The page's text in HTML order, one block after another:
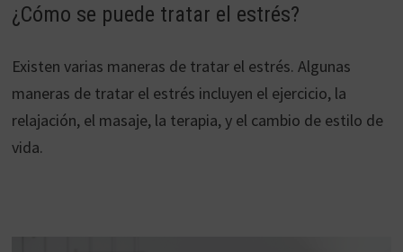
¿Cómo se puede tratar el estrés?
Existen varias maneras de tratar el estrés. Algunas
maneras de tratar el estrés incluyen el ejercicio, la
relajación, el masaje, la terapia, y el cambio de estilo de
vida.